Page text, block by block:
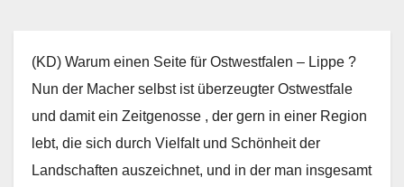
(KD) Warum einen Seite für Ostwestfalen – Lippe ?
Nun der Macher selbst ist überzeugter Ostwestfale
und damit ein Zeitgenosse , der gern in einer Region
lebt, die sich durch Vielfalt und Schönheit der
Landschaften auszeichnet, und in der man insgesamt